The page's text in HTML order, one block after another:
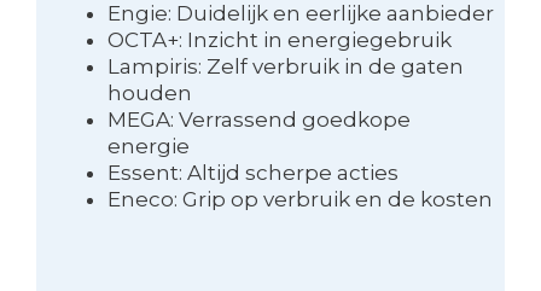
Engie: Duidelijk en eerlijke aanbieder
OCTA+: Inzicht in energiegebruik
Lampiris: Zelf verbruik in de gaten
houden
MEGA: Verrassend goedkope
energie
Essent: Altijd scherpe acties
Eneco: Grip op verbruik en de kosten